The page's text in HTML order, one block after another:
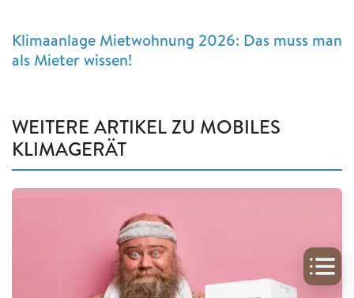
Klimaanlage Mietwohnung 2026: Das muss man
als Mieter wissen!
WEITERE ARTIKEL ZU MOBILES
KLIMAGERÄT